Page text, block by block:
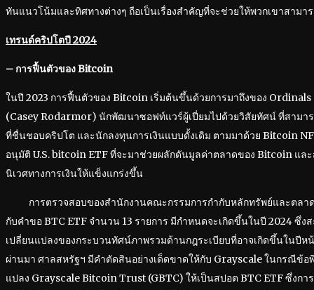
ทันแนวโน้มและทิศทางต่างๆ ถือเป็นเรื่องสำคัญที่จะช่วยให้พวกเขาสามา
เทรนด์คริปโตปี2024
– การฟื้นตัวของ Bitcoin
ในปี 2023 การฟื้นตัวของ Bitcoin เริ่มต้นขึ้นด้วยการมาถึงของ
(Casey Rodarmor) นักพัฒนาซอฟท์แวร์ผู้เปี่ยมไปด้วยวิสัยทัศน์ ที่สามา
ที่ชื่นชอบคริปโต และนักลงทุนการเงินแบบดั้งเดิม ตามมาด้วย Bitcoin
อนุมัติ U.S. bitcoin ETF ที่จะมาช่วยผลักดันมูลค่าตลาดของ Bitcoin แล
นิเวศทางการเงินให้แข็งแกร่งขึ้น
การตรวจสอบของสำนักงานคณะกรรมการกำกับหลักทรัพย์และตลาด
กับคำขอ BTC ETF จำนวน 13 รายการ มีกำหนดจะเกิดขึ้นในปี 2024 ซึ่
เปลี่ยนแปลงของกระบวนทัศน์ภาพรวมด้านกฎระเบียบที่อาจเกิดขึ้นในปีห
ผ่านมา ศาลสหรัฐฯ มีคำตัดสินอย่างเด็ดขาดให้กับ Grayscale ในกรณีข้อ
แปลง Grayscale Bitcoin Trust (GBTC) ให้เป็นสปอต BTC ETF ซึ่งก